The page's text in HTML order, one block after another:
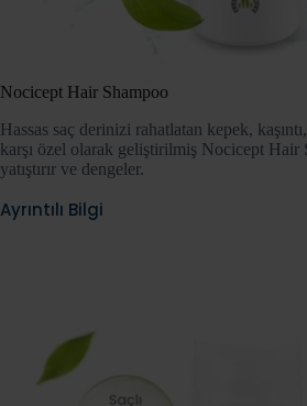
Nocicept Hair Shampoo
Hassas saç derinizi rahatlatan kepek,
karşı özel olarak geliştirilmiş Nocicept Hair
yatıştırır ve dengeler.
Ayrıntılı Bilgi